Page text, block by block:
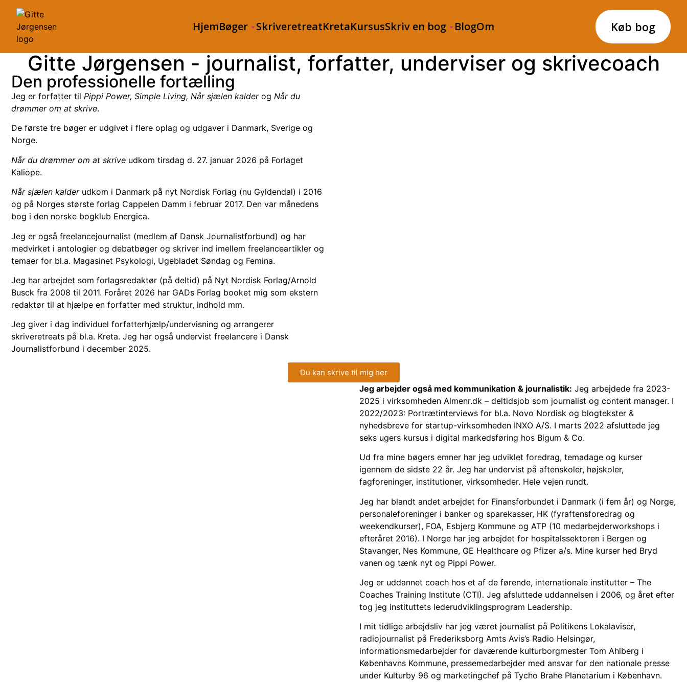
HjemBøger SkriveretreatKretaKursusSkriv en bog BlogOm Køb bog
Gitte Jørgensen - journalist, forfatter, underviser og skrivecoach
Den professionelle fortælling
Jeg er forfatter til Pippi Power, Simple Living, Når sjælen kalderog Når du
drømmer om at skrive.
De første tre bøger er udgivet i flere oplag og udgaver i Danmark, Sverige og
Norge.
Når du drømmer om at skrive udkom tirsdag d. 27. januar 2026 på Forlaget
Kaliope.
Når sjælen kalderudkom i Danmark på nyt Nordisk Forlag (nu Gyldendal) i 2016
og på Norges største forlag Cappelen Damm i februar 2017. Den var månedens
bog i den norske bogklub Energica.
Jeg er også freelancejournalist (medlem af Dansk Journalistforbund) og har
medvirket i antologier og debatbøger og skriver ind imellem freelanceartikler og
temaer for bl.a. Magasinet Psykologi, Ugebladet Søndag og Femina.
Jeg har arbejdet som forlagsredaktør (på deltid) på Nyt Nordisk Forlag/Arnold
Busck fra 2008 til 2011. Foråret 2026 har GADs Forlag booket mig som ekstern
redaktør til at hjælpe en forfatter med struktur, indhold mm.
Jeg giver i dag individuel forfatterhjælp/undervisning og arrangerer
skriveretreats på bl.a. Kreta. Jeg har også undervist freelancere i Dansk
Journalistforbund i december 2025.
Du kan skrive til mig her
Jeg arbejder også med kommunikation & journalistik: Jeg arbejdede fra 2023-
2025 i virksomheden Almenr.dk – deltidsjob som journalist og content manager. I
2022/2023: Portrætinterviews for bl.a. Novo Nordisk og blogtekster &
nyhedsbreve for startup-virksomheden INXO A/S. I marts 2022 afsluttede jeg
seks ugers kursus i digital markedsføring hos Bigum & Co.
Ud fra mine bøgers emner har jeg udviklet foredrag, temadage og kurser
igennem de sidste 22 år. Jeg har undervist på aftenskoler, højskoler,
fagforeninger, institutioner, virksomheder. Hele vejen rundt.
Jeg har blandt andet arbejdet for Finansforbundet i Danmark (i fem år) og Norge,
personaleforeninger i banker og sparekasser, HK (fyraftensforedrag og
weekendkurser), FOA, Esbjerg Kommune og ATP (10 medarbejderworkshops i
efteråret 2016). I Norge har jeg arbejdet for hospitalssektoren i Bergen og
Stavanger, Nes Kommune, GE Healthcare og Pfizer a/s. Mine kurser hed Bryd
vanen og tænk nyt og Pippi Power.
Jeg er uddannet coach hos et af de førende, internationale institutter – The
Coaches Training Institute (CTI). Jeg afsluttede uddannelsen i 2006, og året efter
tog jeg instituttets lederudviklingsprogram Leadership.
I mit tidlige arbejdsliv har jeg været journalist på Politikens Lokalaviser,
radiojournalist på Frederiksborg Amts Avis’s Radio Helsingør,
informationsmedarbejder for daværende kulturborgmester Tom Ahlberg i
Københavns Kommune, pressemedarbejder med ansvar for den nationale presse
under Kulturby 96 og marketingchef på Tycho Brahe Planetarium i København.